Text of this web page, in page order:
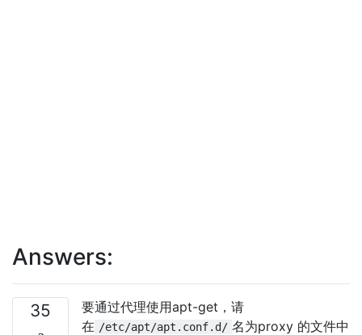
Answers:
35
要通过代理使用apt-get，请
在 /etc/apt/apt.conf.d/ 名为proxy 的文件中